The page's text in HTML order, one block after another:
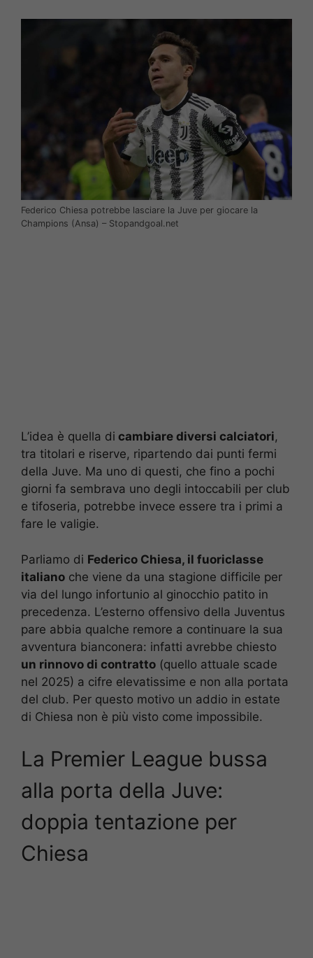
Federico Chiesa potrebbe lasciare la Juve per giocare la
Champions (Ansa) – Stopandgoal.net
L’idea è quella di cambiare diversi calciatori,
tra titolari e riserve, ripartendo dai punti fermi
della Juve. Ma uno di questi, che fino a pochi
giorni fa sembrava uno degli intoccabili per club
e tifoseria, potrebbe invece essere tra i primi a
fare le valigie.
Parliamo di Federico Chiesa, il fuoriclasse
italiano che viene da una stagione difficile per
via del lungo infortunio al ginocchio patito in
precedenza. L’esterno offensivo della Juventus
pare abbia qualche remore a continuare la sua
avventura bianconera: infatti avrebbe chiesto
un rinnovo di contratto (quello attuale scade
nel 2025) a cifre elevatissime e non alla portata
del club. Per questo motivo un addio in estate
di Chiesa non è più visto come impossibile.
La Premier League bussa
alla porta della Juve:
doppia tentazione per
Chiesa